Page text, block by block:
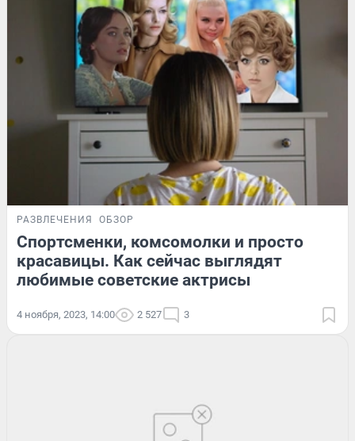
РАЗВЛЕЧЕНИЯ ОБЗОР
Спортсменки, комсомолки и просто
красавицы. Как сейчас выглядят
любимые советские актрисы
4 ноября, 2023, 14:00 2 527 3